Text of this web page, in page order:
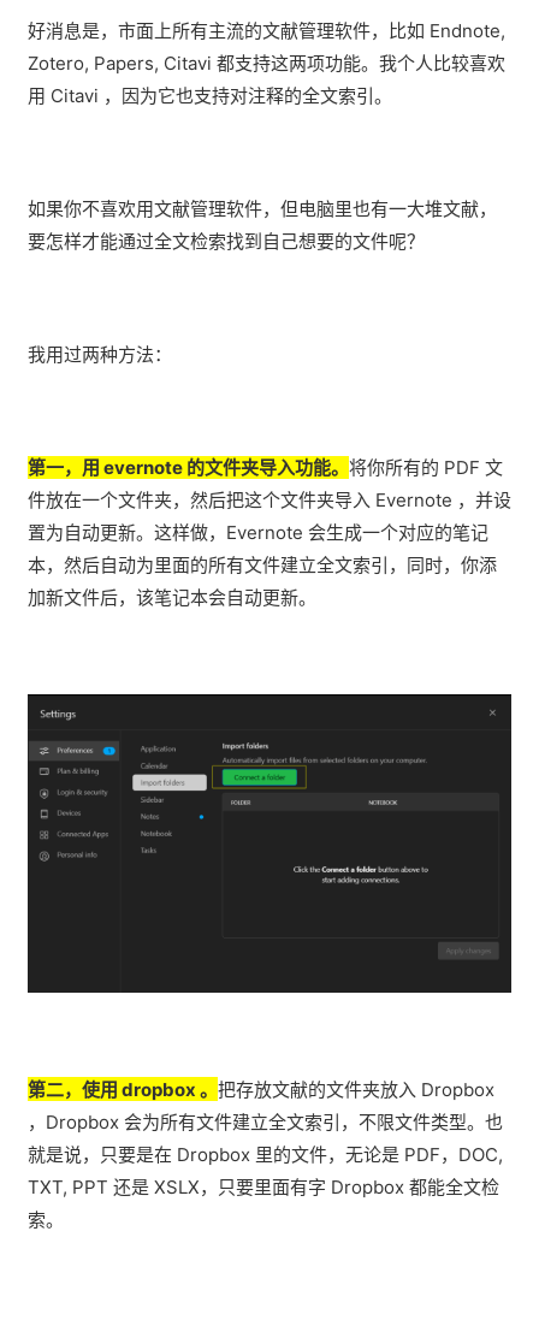
好消息是，市面上所有主流的文献管理软件，比如 Endnote,
Zotero, Papers, Citavi 都支持这两项功能。 我个人比较喜欢
用 Citavi ，因为它也支持对注释的全文索引。
如果你不喜欢用文献管理软件，但电脑里也有一大堆文献，
要怎样才能通过全文检索找到自己想要的文件呢？
我用过两种方法：
第一，用 evernote 的文件夹导入功能。 将你所有的 PDF 文
件放在一个文件夹，然后把这个文件夹导入 Evernote ，并设
置为自动更新。这样做，Evernote 会生成一个对应的笔记
本，然后自动为里面的所有文件建立全文索引，同时，你添
加新文件后，该笔记本会自动更新。
第二，使用 dropbox 。 把存放文献的文件夹放入 Dropbox
，Dropbox 会为所有文件建立全文索引，不限文件类型。也
就是说，只要是在 Dropbox 里的文件，无论是 PDF，DOC,
TXT, PPT 还是 XSLX，只要里面有字 Dropbox 都能全文检
索。